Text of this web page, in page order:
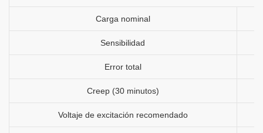
Carga nominal
Sensibilidad
Error total
Creep (30 minutos)
Voltaje de excitación recomendado